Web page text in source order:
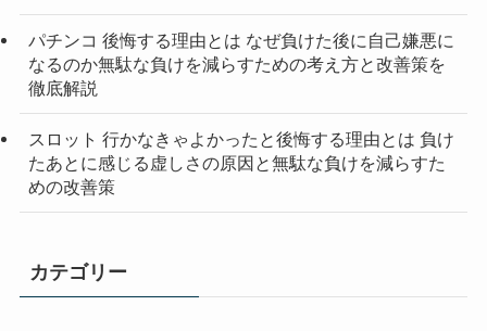
パチンコ 後悔する理由とは なぜ負けた後に自己嫌悪に
なるのか無駄な負けを減らすための考え方と改善策を
徹底解説
スロット 行かなきゃよかったと後悔する理由とは 負け
たあとに感じる虚しさの原因と無駄な負けを減らすた
めの改善策
カテゴリー